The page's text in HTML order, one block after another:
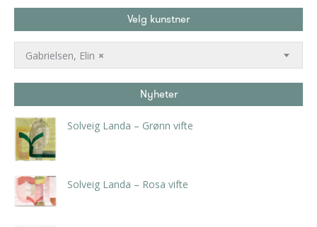
Velg kunstner
×
Gabrielsen, Elin
Nyheter
Solveig Landa – Grønn vifte
Solveig Landa – Rosa vifte